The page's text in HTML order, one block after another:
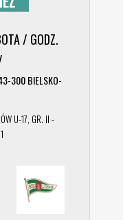
/ GODZ.
300 BIELSKO-
U-17, GR. II -